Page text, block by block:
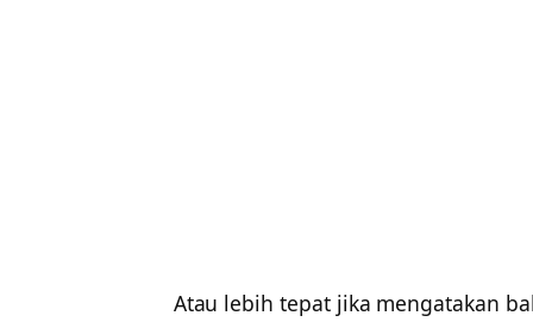
Atau lebih tepat jika mengatakan